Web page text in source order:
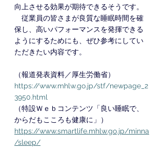
向上させる効果が期待できるそうです。
従業員の皆さまが良質な睡眠時間を確
保し、高いパフォーマンスを発揮できる
ようにするためにも、ぜひ参考にしてい
ただきたい内容です。
（報道発表資料／厚生労働省）
https://www.mhlw.go.jp/stf/newpage_2
3950.html
（特設Ｗｅｂコンテンツ「良い睡眠で、
からだもこころも健康に」）
https://www.smartlife.mhlw.go.jp/minna
/sleep/